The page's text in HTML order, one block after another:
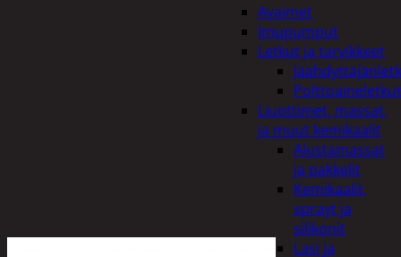
Avaimet
Imupumput
Letkut ja tarvikkeet
Polttoaineletkut
Liuottimet, massat,
ja muut kemikaalit
Alustamassat
ja pakkelit
Kemikaalit,
sprayt ja
silikonit
Lasi ja